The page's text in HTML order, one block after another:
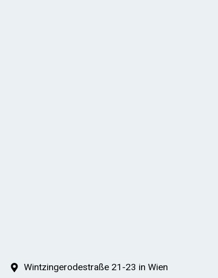
Wintzingerodestraße 21-23 in Wien